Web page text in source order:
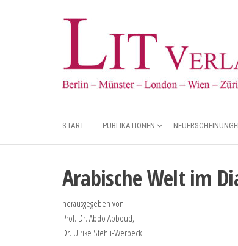
START PUBLIKATIONEN
Arabische Welt im
herausgegeben von
Prof. Dr. Abdo Abboud,
Dr. Ulrike Stehli-Werbeck